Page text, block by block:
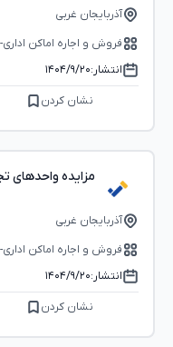
آذربایجان غربی
فروش و اجاره اماکن
انتشار:۱۴۰۴/۹/۲۰
نشان کردن
مزایده واحدهای
آذربایجان غربی
فروش و اجاره اماکن
انتشار:۱۴۰۴/۹/۲۰
نشان کردن